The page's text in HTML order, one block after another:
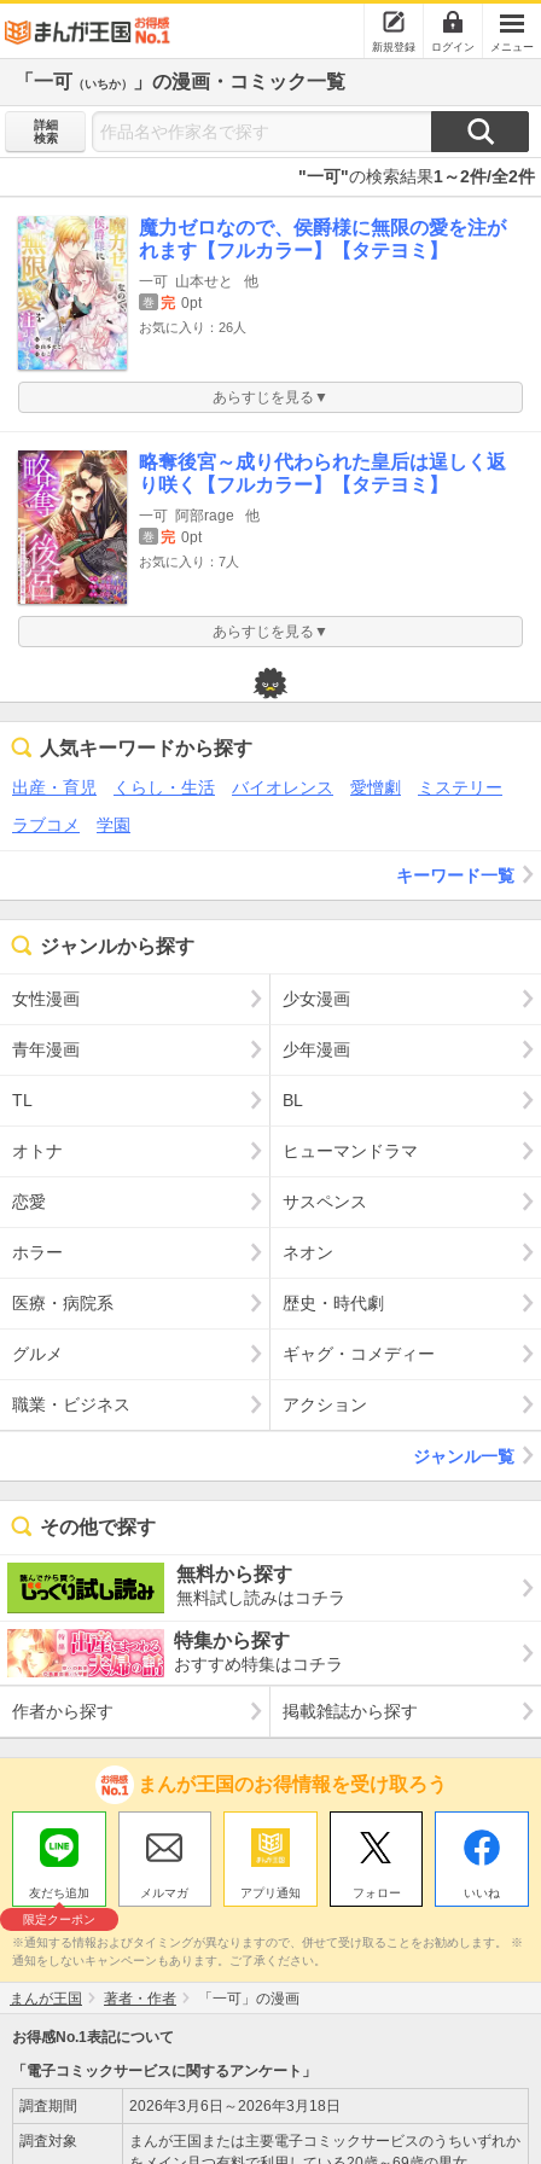
新規登録 ログイン メニュー
「一可 （いちか） 」の漫画・コミック一覧
詳細
検索
"一可"の検索結果1～2件/全2件
魔力ゼロなので、侯爵様に無限の愛を注が
れます【フルカラー】【タテヨミ】
一可 山本せと 他
巻 完 0pt
お気に入り：26人
あらすじを見る▼
略奪後宮～成り代わられた皇后は逞しく返
り咲く【フルカラー】【タテヨミ】
一可 阿部rage 他
巻 完 0pt
お気に入り：7人
あらすじを見る▼
人気キーワードから探す
出産・育児 くらし・生活 バイオレンス 愛憎劇
ミステリー
ラブコメ
学園
キーワード一覧
ジャンルから探す
女性漫画 少女漫画
青年漫画 少年漫画
TL BL
オトナ ヒューマンドラマ
恋愛 サスペンス
ホラー ネオン
医療・病院系 歴史・時代劇
グルメ ギャグ・コメディー
職業・ビジネス アクション
ジャンル一覧
その他で探す
無料から探す
無料試し読みはコチラ
特集から探す
おすすめ特集はコチラ
作者から探す 掲載雑誌から探す
まんが王国のお得情報を受け取ろう
友だち追加
限定クーポン
メルマガ アプリ通知 フォロー いいね
※通知する情報およびタイミングが異なりますので、併せて受け取ることをお勧めします。 ※
通知をしないキャンペーンもあります。ご了承ください。
まんが王国 著者・作者 「一可」の漫画
お得感No.1表記について
「電子コミックサービスに関するアンケート」
調査期間 2026年3月6日～2026年3月18日
調査対象
まんが王国または主要電子コミックサービスのうちいずれか